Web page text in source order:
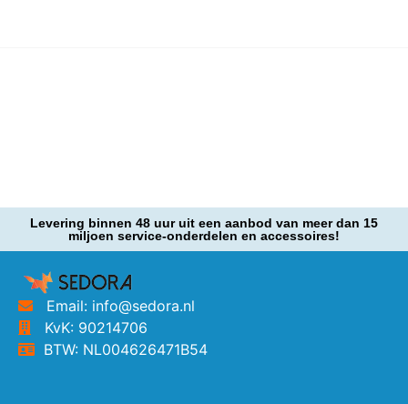
Levering binnen 48 uur uit een aanbod van meer dan 15
miljoen service-onderdelen en accessoires!
Email: info@sedora.nl
KvK: 90214706
BTW: NL004626471B54